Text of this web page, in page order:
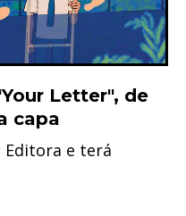
Letter", de
capa
Editora e terá